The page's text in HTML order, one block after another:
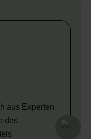
aus Experten
des